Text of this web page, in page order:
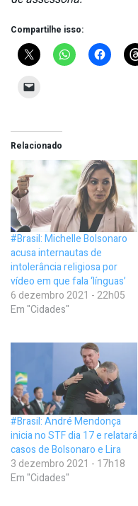
Compartilhe isso:
Relacionado
#Brasil: Michelle Bolsonaro
acusa internautas de
intolerância religiosa por
vídeo em que fala ‘línguas’
6 dezembro 2021 - 22h05
Em "Cidades"
#Brasil: André Mendonça
inicia no STF dia 17 e relatará
casos de Bolsonaro e Lira
3 dezembro 2021 - 17h18
Em "Cidades"